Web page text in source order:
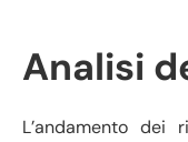
Analisi
L’andamento dei